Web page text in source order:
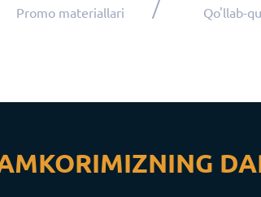
Promo materiallari Qo'llab-